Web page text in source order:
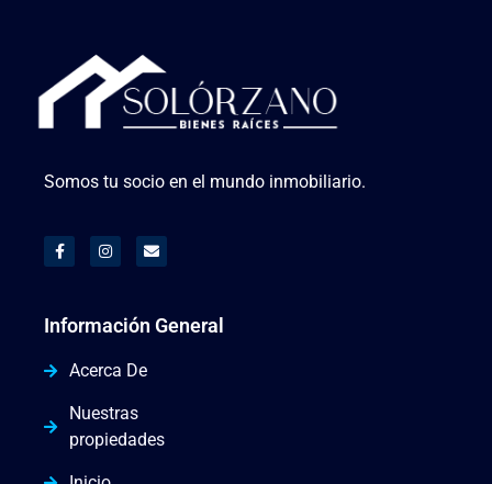
Somos tu socio en el mundo inmobiliario.
Información General
Acerca De
Nuestras
propiedades